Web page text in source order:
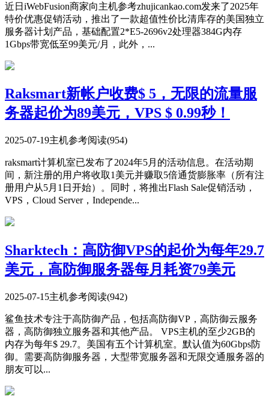
近日iWebFusion商家向主机参考zhujicankao.com发来了2025年
特价优惠促销活动，推出了一款超值性价比清库存的美国独立
服务器计划产品，基础配置2*E5-2696v2处理器384G内存
1Gbps带宽低至99美元/月，此外，...
Raksmart新帐户收费$ 5，无限的流量服
务器起价为89美元，VPS $ 0.99秒！
2025-07-19主机参考阅读(954)
raksmart计算机室已发布了2024年5月的活动信息。在活动期
间，新注册的用户将收取1美元并赚取5倍通货膨胀率（所有注
册用户从5月1日开始）。同时，将推出Flash Sale促销活动，
VPS，Cloud Server，Independe...
Sharktech：高防御VPS的起价为每年29.7
美元，高防御服务器每月耗资79美元
2025-07-15主机参考阅读(942)
鲨鱼技术专注于高防御产品，包括高防御VP，高防御云服务
器，高防御独立服务器和其他产品。 VPS主机的至少2GB的
内存为每年$ 29.7。美国有五个计算机室。默认值为60Gbps防
御。需要高防御服务器，大型带宽服务器和无限交通服务器的
朋友可以...